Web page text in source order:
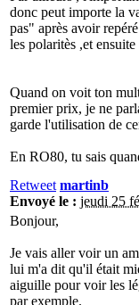
donc peut importe la
pas" après avoir
les polaritès ,et
Quand on voit ton
premier prix, je ne
garde l'utilisation de
En RO80, tu sais
Retweet martinb
Envoyé le : jeudi 25
Bonjour,
Je vais aller voir un
lui m'a dit qu'il était
aiguille pour voir les
par exemple.